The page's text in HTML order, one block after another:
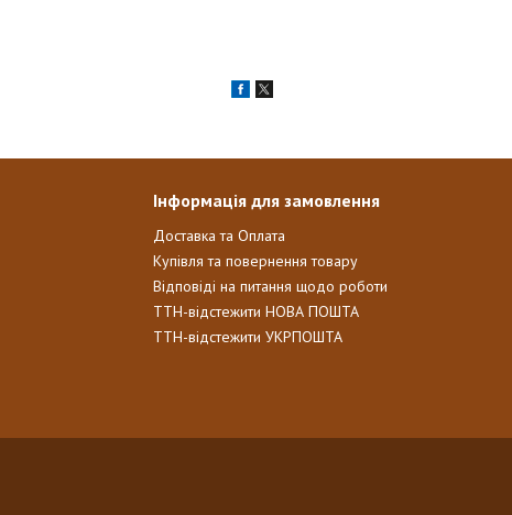
Інформація для замовлення
Доставка та Оплата
Купівля та повернення товару
Відповіді на питання щодо роботи
ТТН-відстежити НОВА ПОШТА
ТТН-відстежити УКРПОШТА